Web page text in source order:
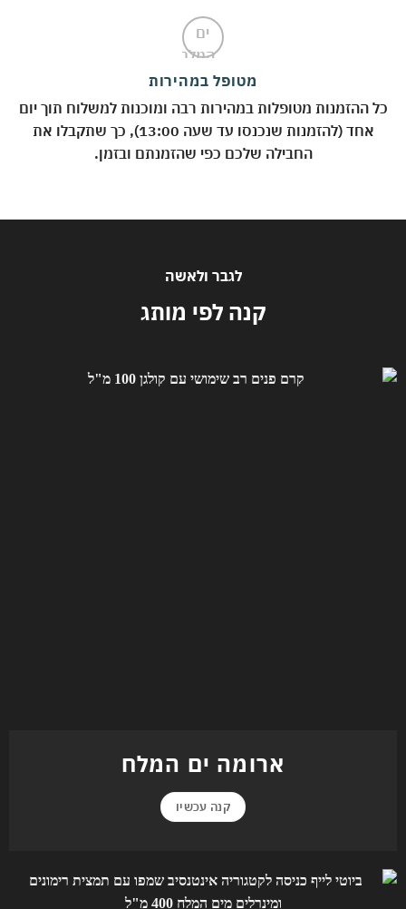
מטופל במהירות
ההזמנות מטופלות במהירות רבה ומוכנות למשלוח תוך יום
אחד (להזמנות שנכנסו עד שעה 13:00), כך שתקבלו את
החבילה שלכם כפי שהזמנתם ובזמן.
לגבר ולאשה
קנה לפי מותג
ארומה ים המלח
קנה עכשיו